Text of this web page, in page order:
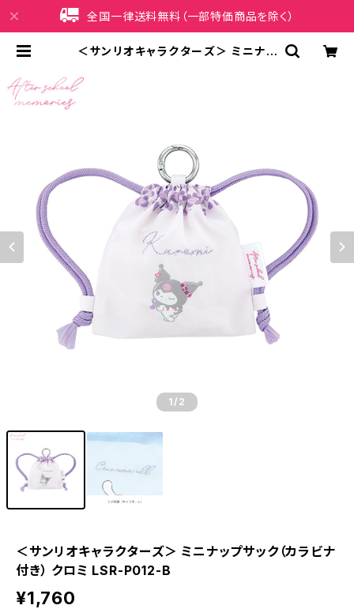
全国一律送料無料（一部特価商品を除く）
＜サンリオキャラクターズ＞ ミニナッ
P012-B | iPhoneケース販売店 イ
1 /2
＜サンリオキャラクターズ＞ ミニナップサック（カラビナ
付き） クロミ LSR-P012-B
¥1,760